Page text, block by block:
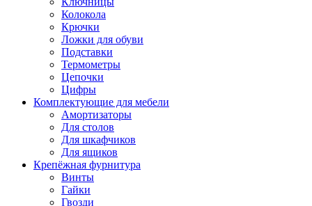
Колокола
Крючки
Ложки для обуви
Подставки
Термометры
Цепочки
Цифры
Комплектующие для мебели
Амортизаторы
Для столов
Для шкафчиков
Для ящиков
Крепёжная фурнитура
Винты
Гайки
Гвозди